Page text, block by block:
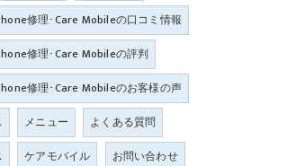
修理･Care Mobileの口コミ情報
修理･Care Mobileの評判
修理･Care Mobileのお客様の声
メニュー
よくある質問
ケアモバイル
お問い合わせ